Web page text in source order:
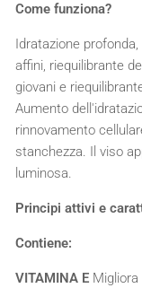
Come funziona?
Idratazione
affini, riequilibrante
giovani e
Aumento
rinnovamento
stanchezza. Il viso
luminosa.
Principi attivi e
Contiene:
VITAMINA E